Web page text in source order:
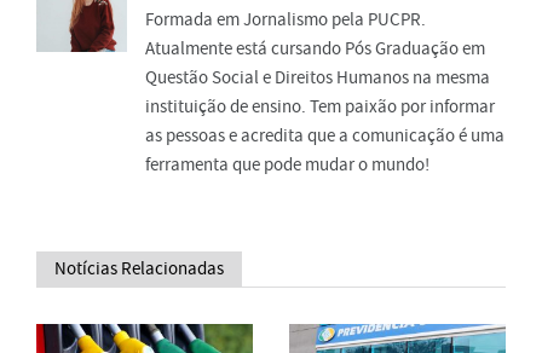
Formada em Jornalismo pela PUCPR.
Atualmente está cursando Pós Graduação em
Questão Social e Direitos Humanos na mesma
instituição de ensino. Tem paixão por informar
as pessoas e acredita que a comunicação é uma
ferramenta que pode mudar o mundo!
Notícias Relacionadas